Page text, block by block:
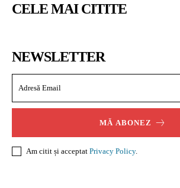
CELE MAI CITITE
NEWSLETTER
MĂ ABONEZ
Am citit și acceptat Privacy Policy.